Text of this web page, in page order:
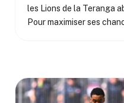
les Lions de la Teranga
Pour maximiser ses